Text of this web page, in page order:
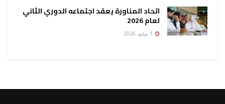
اتحاد المناورة يعقد اجتماعه الدوري الثاني
لعام 2026